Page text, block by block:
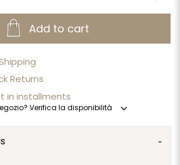
Add to cart
Returns
in installments
Verifica la disponibilità expand_more